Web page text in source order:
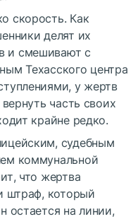
скорость. Как
делят их
и смешивают с
Техасского центра
у жертв
часть своих
крайне редко.
судебным
коммунальной
что жертва
штраф, который
остается на линии,